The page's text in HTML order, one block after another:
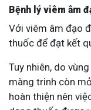
Bệnh lý viêm âm
Với viêm âm đạo
thuốc để đạt kết
Tuy nhiên, do
màng trinh còn
hoàn thiện nên